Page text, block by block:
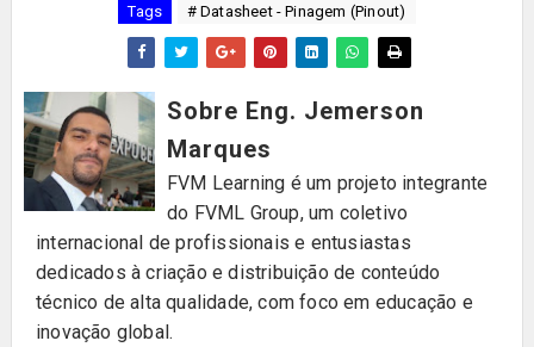
Tags # Datasheet - Pinagem (Pinout)
Sobre Eng. Jemerson
Marques
FVM Learning é um projeto integrante
do FVML Group, um coletivo
internacional de profissionais e entusiastas
dedicados à criação e distribuição de conteúdo
técnico de alta qualidade, com foco em educação e
inovação global.